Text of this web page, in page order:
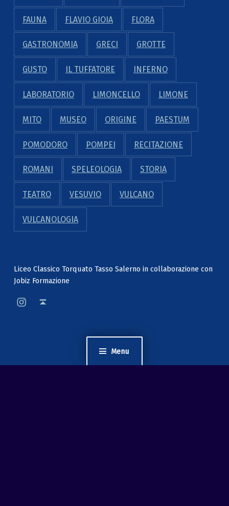
Menu
FAUNA FLAVIO GIOIA FLORA
GASTRONOMIA GRECI GROTTE
GUSTO IL TUFFATORE INFERNO
LABORATORIO LIMONCELLO LIMONE
MITO MUSEO ORIGINE PAESTUM
POMODORO POMPEI RECITAZIONE
ROMANI SPELEOLOGIA STORIA
TEATRO VESUVIO VULCANO
VULCANOLOGIA
Liceo Classico Torquato Tasso Salerno in collaborazione con
Jobiz Formazione